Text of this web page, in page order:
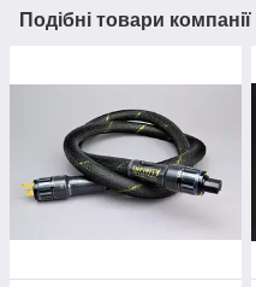
Подібні товари компанії